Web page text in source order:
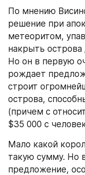
По мнению
решение при
метеоритом,
накрыть
Но он в первую
рождает
строит
острова,
(причем с
$35 000 с
Мало какой
такую сумму. Но
предложение,